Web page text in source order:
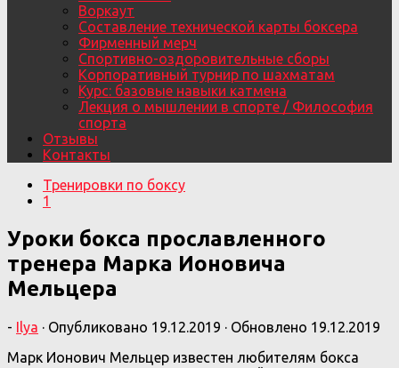
Воркаут
Составление технической карты боксера
Фирменный мерч
Спортивно-оздоровительные сборы
Корпоративный турнир по шахматам
Курс: базовые навыки катмена
Лекция о мышлении в спорте / Философия
спорта
Отзывы
Контакты
Тренировки по боксу
1
Уроки бокса прославленного
тренера Марка Ионовича
Мельцера
- Ilya · Опубликовано 19.12.2019 · Обновлено 19.12.2019
Марк Ионович Мельцер известен любителям бокса